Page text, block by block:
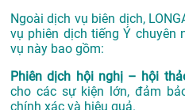
Ngoài dịch vụ biên dịch,
vụ phiên dịch tiếng Ý chuyên
vụ này bao gồm:
Phiên dịch hội nghị – hội
cho các sự kiện lớn, đảm
chính xác và hiệu quả.